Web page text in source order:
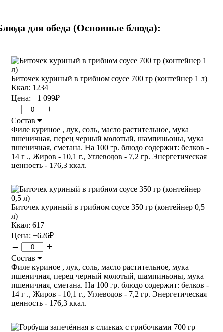
для обеда (Основные блюда):
Биточек куриный в грибном соусе 700 гр (контейнер 1 л)
Ккал: 1234
Цена: +1 099₽
– +
Состав
Филе куриное , лук, соль, масло растительное, мука
пшеничная, перец черный молотый, шампиньоны, мука
пшеничная, сметана. На 100 гр. блюдо содержит: белков -
14 г ., Жиров - 10,1 г., Углеводов - 7,2 гр. Энергетическая
ценность - 176,3 ккал.
Биточек куриный в грибном соусе 350 гр (контейнер 0,5
л)
Ккал: 617
Цена: +626₽
– +
Состав
Филе куриное , лук, соль, масло растительное, мука
пшеничная, перец черный молотый, шампиньоны, мука
пшеничная, сметана. На 100 гр. блюдо содержит: белков -
14 г ., Жиров - 10,1 г., Углеводов - 7,2 гр. Энергетическая
ценность - 176,3 ккал.